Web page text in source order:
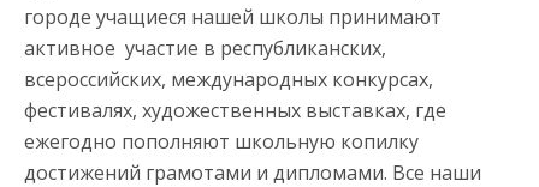
городе учащиеся нашей школы принимают
активное участие в республиканских,
всероссийских, международных конкурсах,
фестивалях, художественных выставках, где
ежегодно пополняют школьную копилку
достижений грамотами и дипломами. Все наши